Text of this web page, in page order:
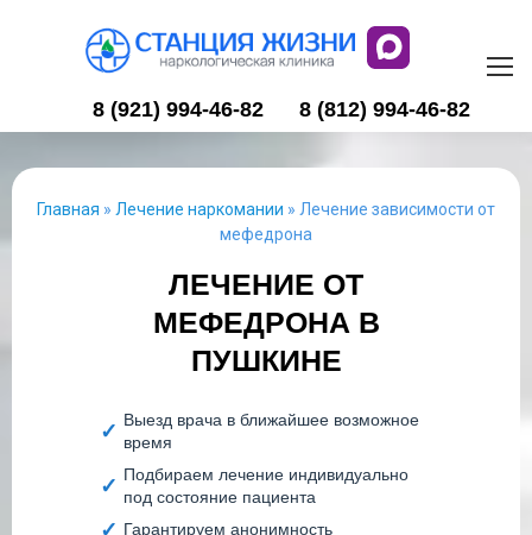
8 (921) 994-46-82 8 (812) 994-46-82
Главная » Лечение наркомании » Лечение зависимости от
мефедрона
ЛЕЧЕНИЕ ОТ
МЕФЕДРОНА В
ПУШКИНЕ
Выезд врача в ближайшее возможное
время
Подбираем лечение индивидуально
под состояние пациента
Гарантируем анонимность